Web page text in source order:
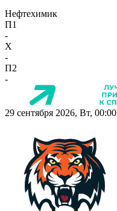
Нефтехимик
П1
-
X
-
П2
-
29 сентября 2026, Вт, 00:00